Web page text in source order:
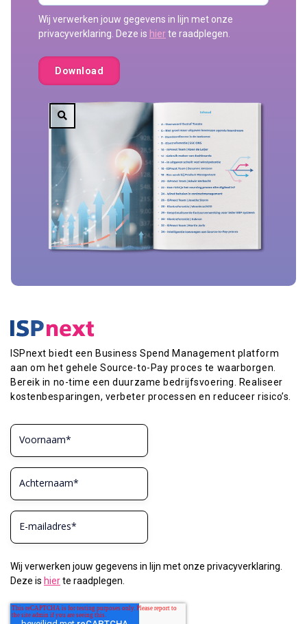
Wij verwerken jouw gegevens in lijn met onze
privacyverklaring. Deze is hierte raadplegen.
ISPnext biedt een Business Spend Management platform
aan om het gehele Source-to-Pay proces te waarborgen.
Bereik in no-time een duurzame bedrijfsvoering. Realiseer
kostenbesparingen, verbeter processen en reduceer risico’s.
Wij verwerken jouw gegevens in lijn met onze privacyverklaring.
Deze is hierte raadplegen.